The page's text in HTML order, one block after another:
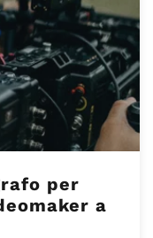
per
a